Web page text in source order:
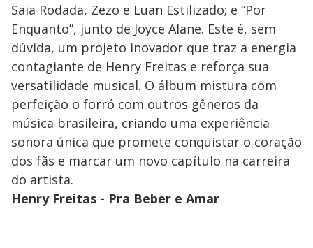
Saia Rodada, Zezo e Luan Estilizado; e “Por
Enquanto”, junto de Joyce Alane. Este é, sem
dúvida, um projeto inovador que traz a energia
contagiante de Henry Freitas e reforça sua
versatilidade musical. O álbum mistura com
perfeição o forró com outros gêneros da
música brasileira, criando uma experiência
sonora única que promete conquistar o coração
dos fãs e marcar um novo capítulo na carreira
do artista.
Henry Freitas - Pra Beber e Amar